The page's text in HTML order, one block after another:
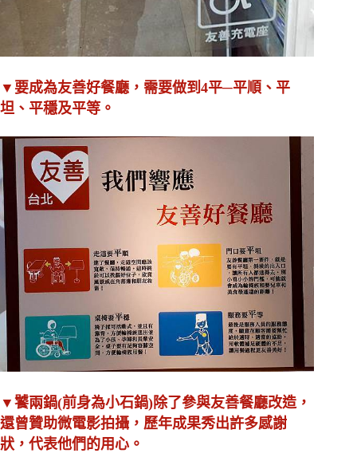
▼要成為友善好餐廳，需要做到4平─平順、平
坦、平穩及平等。
▼饕兩鍋(前身為小石鍋)除了參與友善餐廳改造，
還曾贊助微電影拍攝，歷年成果秀出許多感謝
狀，代表他們的用心。